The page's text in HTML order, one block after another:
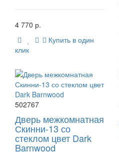
4 770 р.
Купить в один
клик
502767
Дверь межкомнатная
Скинни-13 со
стеклом цвет Dark
Barnwood